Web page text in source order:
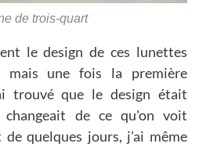
de trois-quart
le design de ces lunettes
mais une fois la première
trouvé que le design était
de ce qu'on voit
quelques jours, j'ai même